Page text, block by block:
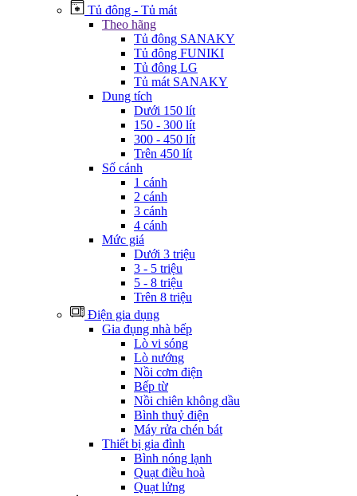
Tủ đông - Tủ mát
Theo hãng
Tủ đông SANAKY
Tủ đông FUNIKI
Tủ đông LG
Tủ mát SANAKY
Dung tích
Dưới 150 lít
150 - 300 lít
300 - 450 lít
Trên 450 lít
Số cánh
1 cánh
2 cánh
3 cánh
4 cánh
Mức giá
Dưới 3 triệu
3 - 5 triệu
5 - 8 triệu
Trên 8 triệu
Điện gia dụng
Gia đụng nhà bếp
Lò vi sóng
Lò nướng
Nồi cơm điện
Bếp từ
Nồi chiên không dầu
Bình thuỷ điện
Máy rửa chén bát
Thiết bị gia đình
Bình nóng lạnh
Quạt điều hoà
Quạt lửng